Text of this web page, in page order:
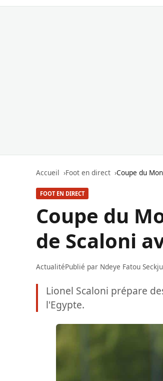
Accueil Foot en direct Coupe du
FOOT EN DIRECT
Coupe du
de Scaloni
ActualitéPublié par Ndeye Fatou Seck
Lionel Scaloni prépare
l'Egypte.